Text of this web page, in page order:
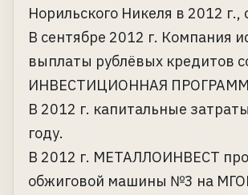
Норильского Никеля в 2012
В сентябре 2012 г. Компания
выплаты рублёвых кредитов
ИНВЕСТИЦИОННАЯ
В 2012 г. капитальные
году.
В 2012 г. МЕТАЛЛОИНВЕСТ
обжиговой машины №3 на